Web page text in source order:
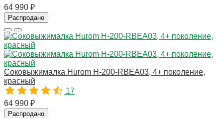
64 990 ₽
Распродано
Соковыжималка Hurom H-200-RBEA03, 4+ поколение,
красный
17
64 990 ₽
Распродано